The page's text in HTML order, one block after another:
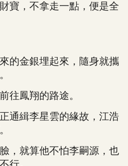
，不拿走一點，便是全
金銀埋起來，隨身就攜
鳳翔的路途。
緝李星雲的緣故，江浩
就算他不怕李嗣源，也